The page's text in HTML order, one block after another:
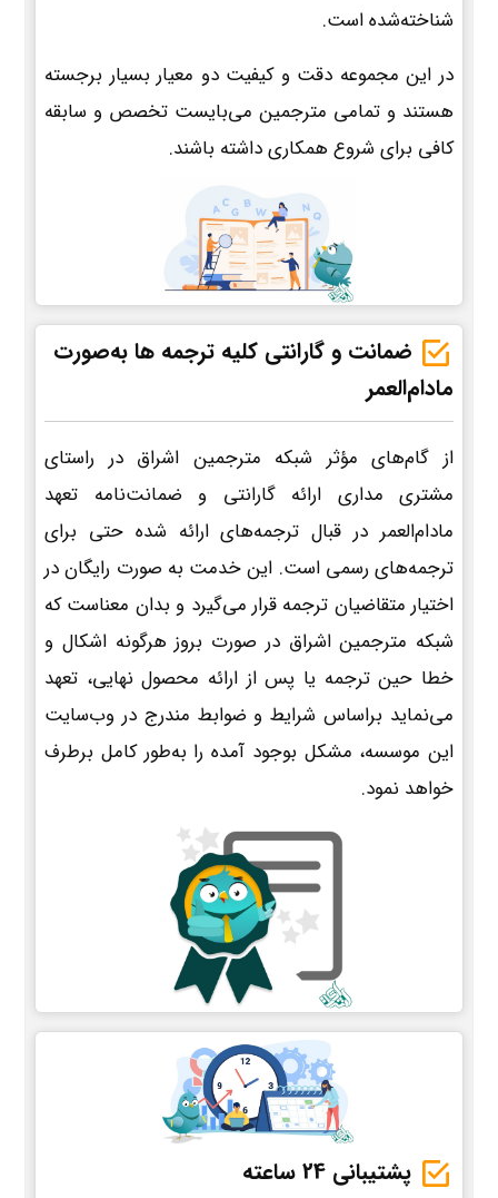
شناخته‌شده است.
در این مجموعه دقت و کیفیت دو معیار بسیار برجسته
هستند و تمامی مترجمین می‌بایست تخصص و سابقه
کافی برای شروع همکاری داشته باشند.
ضمانت و گارانتی کلیه ترجمه ها به‌صورت
مادام‌العمر
از گام‌های مؤثر شبکه مترجمین اشراق در راستای
مشتری مداری ارائه گارانتی و ضمانت‌نامه تعهد
مادام‌العمر در قبال ترجمه‌های ارائه شده حتی برای
ترجمه‌های رسمی است. این خدمت به صورت رایگان در
اختیار متقاضیان ترجمه قرار می‌گیرد و بدان معناست که
شبکه مترجمین اشراق در صورت بروز هرگونه اشکال و
خطا حین ترجمه یا پس از ارائه محصول نهایی، تعهد
می‌نماید براساس شرایط و ضوابط مندرج در وب‌سایت
این موسسه، مشکل بوجود آمده را به‌طور کامل برطرف
خواهد نمود.
پشتیبانی 24 ساعته